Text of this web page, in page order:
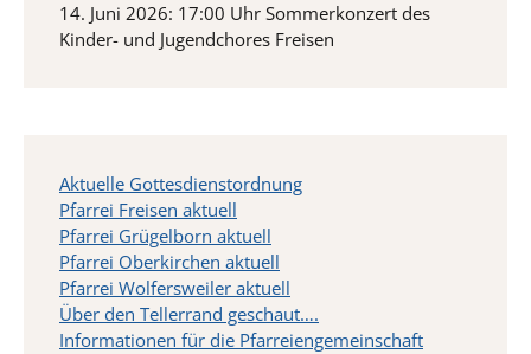
14. Juni 2026: 17:00 Uhr Sommerkonzert des
Kinder- und Jugendchores Freisen
Aktuelle Gottesdienstordnung
Pfarrei Freisen aktuell
Pfarrei Grügelborn aktuell
Pfarrei Oberkirchen aktuell
Pfarrei Wolfersweiler aktuell
Über den Tellerrand geschaut….
Informationen für die Pfarreiengemeinschaft